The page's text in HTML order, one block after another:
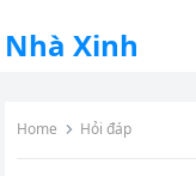
Nhà Xinh
Home Hỏi đáp